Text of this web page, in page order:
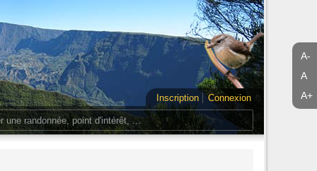
A-
A
A+
Inscription
Connexion